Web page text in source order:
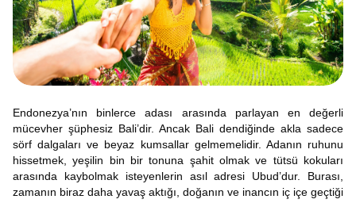
Endonezya’nın binlerce adası arasında parlayan en değerli
mücevher şüphesiz Bali’dir. Ancak Bali dendiğinde akla sadece
sörf dalgaları ve beyaz kumsallar gelmemelidir. Adanın ruhunu
hissetmek, yeşilin bin bir tonuna şahit olmak ve tütsü kokuları
arasında kaybolmak isteyenlerin asıl adresi Ubud’dur. Burası,
zamanın biraz daha yavaş aktığı, doğanın ve inancın iç içe geçtiği